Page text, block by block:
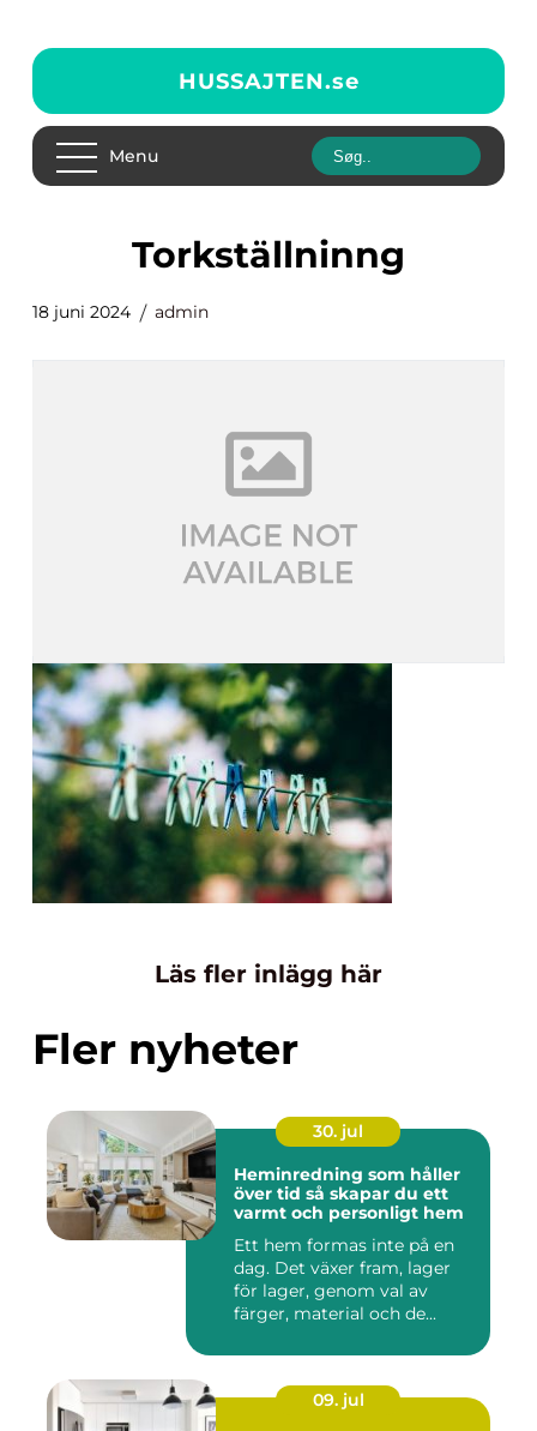
HUSSAJTEN.se
Menu
torkställninng
18 juni 2024 admin
Läs fler inlägg här
Fler nyheter
30. jul
Heminredning som håller
över tid så skapar du ett
varmt och personligt hem
Ett hem formas inte på en
dag. Det växer fram, lager
för lager, genom val av
färger, material och de...
09. jul